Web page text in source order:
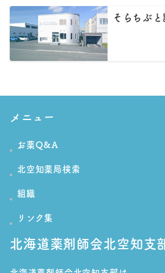
そらちぶ
メニュー
お薬Q&A
北空知薬局検索
組織
リンク集
北海道薬剤師会北空知支